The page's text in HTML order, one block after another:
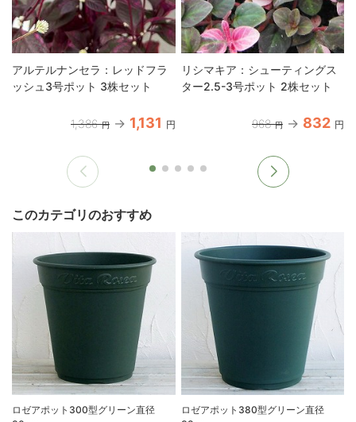
アルテルナンセラ：レッドフラ
ッシュ3号ポット 3株セット
1,386 円 1,131 円
リシマキア：シューティングス
ター2.5-3号ポット 2株セット
968 円 832 円
このカテゴリのおすすめ
ロゼアポット300型グリーン直径
ロゼアポット380型グリーン直径